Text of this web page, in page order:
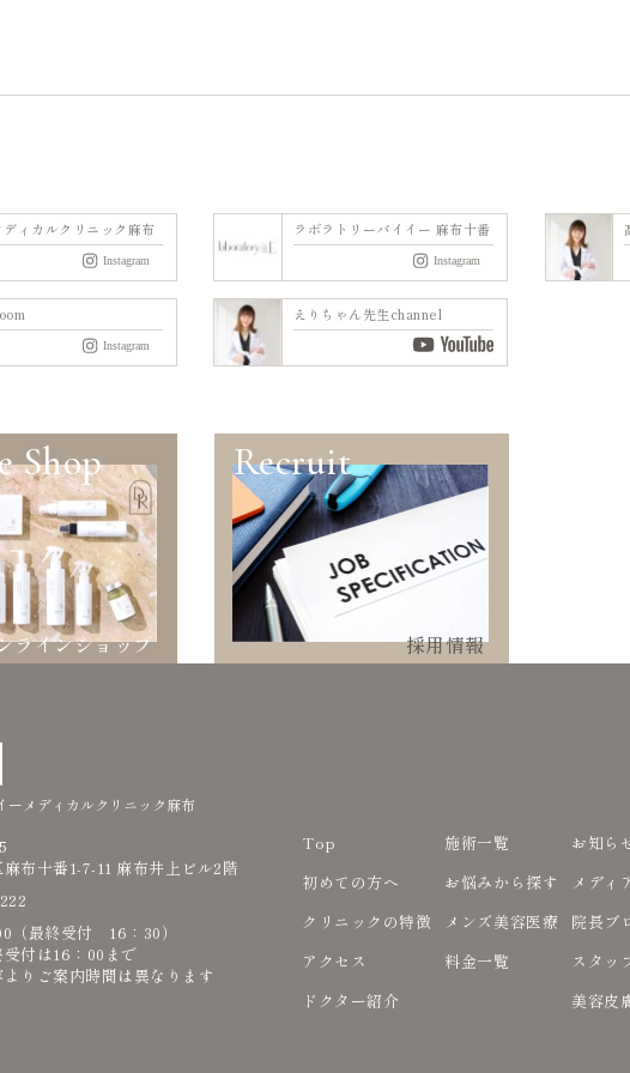
ディカルクリニック麻布 ラボラトリーバイイー 麻布十番
えりちゃん先生channel
Shop
ラインショップ
Recruit
採用情報
ーメディカルクリニック麻布
布十番1-7-11 麻布井上ビル2階
（最終受付 16：30）
付は16：00まで
りご案内時間は異なります
Top
初めての方へ
クリニックの特徴
アクセス
ドクター紹介
施術一覧
お悩みから探す
メンズ美容医療
料金一覧
お知ら
メディ
院長ブ
スタッ
美容皮